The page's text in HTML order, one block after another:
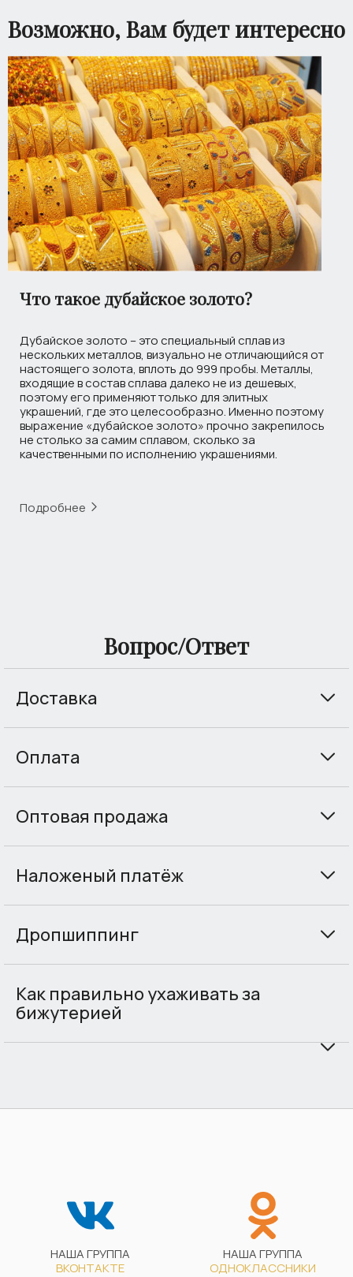
Возможно, Вам будет интересно
Что такое дубайское золото?
Дубайское золото – это специальный сплав из
нескольких металлов, визуально не отличающийся от
настоящего золота, вплоть до 999 пробы. Металлы,
входящие в состав сплава далеко не из дешевых,
поэтому его применяют только для элитных
украшений, где это целесообразно. Именно поэтому
выражение «дубайское золото» прочно закрепилось
не столько за самим сплавом, сколько за
качественными по исполнению украшениями.
Подробнее
Вопрос/Ответ
Доставка
Оплата
Оптовая продажа
Наложеный платёж
Дропшиппинг
Как правильно ухаживать за
бижутерией
НАША ГРУППА
ВКОНТАКТЕ
НАША ГРУППА
ОДНОКЛАССНИКИ